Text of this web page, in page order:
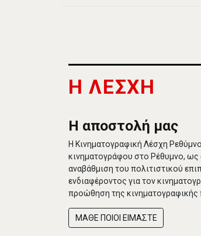
Η ΛΕΣΧΗ
Η αποστολή μας
Η Κινηματογραφική Λέσχη
κινηματογράφου στο Ρέθυμνο, ως
αναβάθμιση του πολιτιστικού
ενδιαφέροντος για τον
προώθηση της κινηματογραφικής
ΜΑΘΕ ΠΟΙΟΙ ΕΙΜΑΣΤΕ